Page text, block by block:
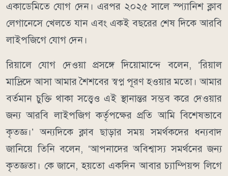
একাডেমিতে যোগ দেন। এরপর ২০২৫ সালে স্প্যানিশ ক্লাব
লেগানেসে খেলতে যান এবং একই বছরের শেষ দিকে আরবি
লাইপজিগে যোগ দেন।
রিয়ালে যোগ দেওয়া প্রসঙ্গে দিয়োমান্দে বলেন, ‘রিয়াল
মাদ্রিদে আসা আমার শৈশবের স্বপ্ন পূরণ হওয়ার মতো। আমার
বর্তমান চুক্তি থাকা সত্ত্বেও এই স্থানান্তর সম্ভব করে দেওয়ার
জন্য আরবি লাইপজিগ কর্তৃপক্ষের প্রতি আমি বিশেষভাবে
কৃতজ্ঞ।’ অন্যদিকে ক্লাব ছাড়ার সময় সমর্থকদের ধন্যবাদ
জানিয়ে তিনি বলেন, ‘আপনাদের অবিশ্বাস্য সমর্থনের জন্য
কৃতজ্ঞতা। কে জানে, হয়তো একদিন আবার চ্যাম্পিয়ন্স লিগে